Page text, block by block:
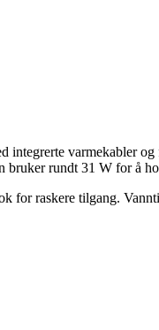
varmekabler
bruker rundt 31 W for å
for raskere tilgang.